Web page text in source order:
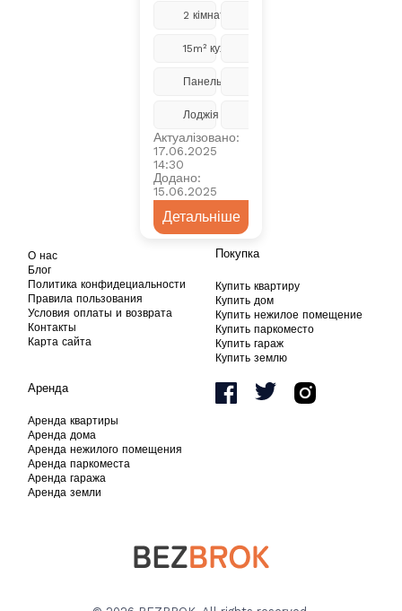
ділянки. с.
Макаровський
Київська обл.
...Читати
2 кімнати
15m² кухня
Панельний
Лоджія
Актуалізовано:
17.06.2025
14:30
Додано:
15.06.2025
Детальніше
О нас
Блог
Политика конфидециальности
Правила пользования
Условия оплаты и возврата
Контакты
Карта сайта
Покупка
Купить квартиру
Купить дом
Купить нежилое помещение
Купить паркоместо
Купить гараж
Купить землю
Аренда
Аренда квартиры
Аренда дома
Аренда нежилого помещения
Аренда паркоместа
Аренда гаража
Аренда земли